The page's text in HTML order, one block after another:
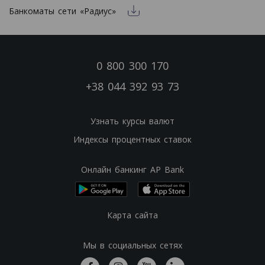
Банкоматы сети «Радиус»
0 800 300 170
+38 044 392 93 73
Узнать курсы валют
Индексы процентных ставок
Онлайн банкинг AP Bank
Карта сайта
Мы в социальных сетях